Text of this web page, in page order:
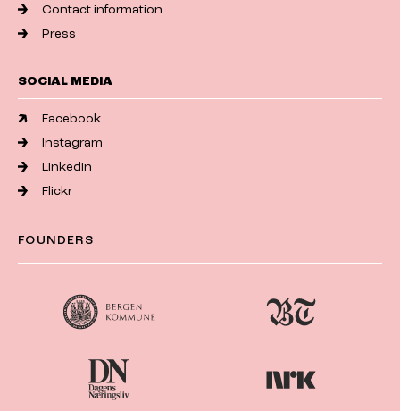
Contact information
Press
SOCIAL MEDIA
Facebook
Instagram
LinkedIn
Flickr
FOUNDERS